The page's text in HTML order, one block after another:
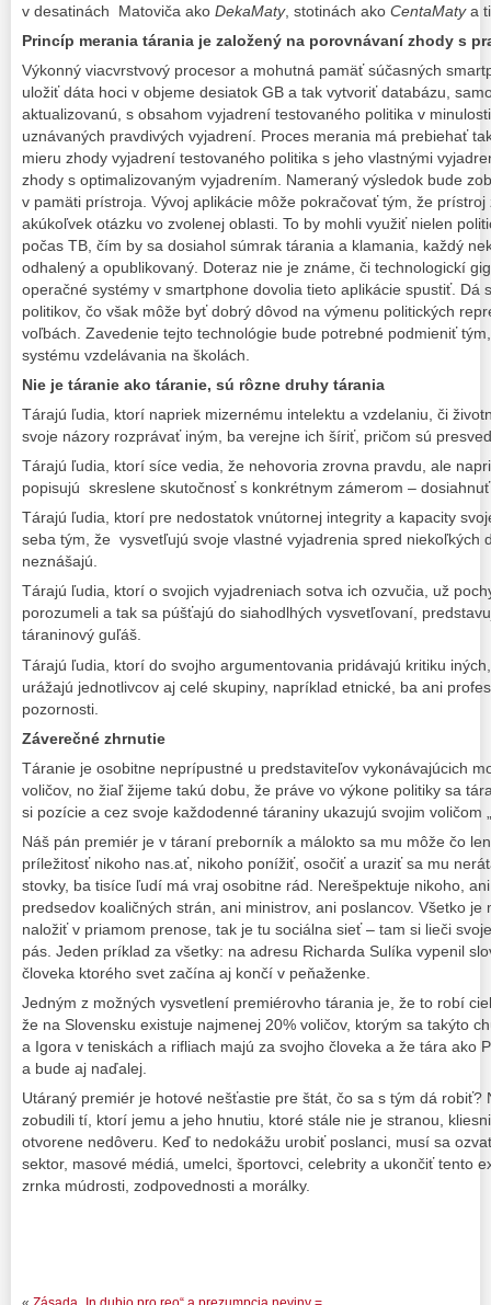
v desatinách Matoviča ako DekaMaty, stotinách ako CentaMatya
Princíp merania tárania je založený na porovnávaní zhody s
Výkonný viacvrstvový procesor a mohutná pamäť súčasných
uložiť dáta hoci v objeme desiatok GB a tak vytvoriť databázu,
aktualizovanú, s obsahom vyjadrení testovaného politika v
uznávaných pravdivých vyjadrení. Proces merania má prebiehať
mieru zhody vyjadrení testovaného politika s jeho vlastnými
zhody s optimalizovaným vyjadrením. Nameraný výsledok bude
v pamäti prístroja. Vývoj aplikácie môže pokračovať tým, že
akúkoľvek otázku vo zvolenej oblasti. To by mohli využiť nielen
počas TB, čím by sa dosiahol súmrak tárania a klamania, každý
odhalený a opublikovaný. Doteraz nie je známe, či technologickí
operačné systémy v smartphone dovolia tieto aplikácie spustiť. Dá
politikov, čo však môže byť dobrý dôvod na výmenu politických
voľbách. Zavedenie tejto technológie bude potrebné podmieniť
systému vzdelávania na školách.
Nie je táranie ako táranie, sú rôzne druhy tárania
Tárajú ľudia, ktorí napriek mizernému intelektu a vzdelaniu, či
svoje názory rozprávať iným, ba verejne ich šíriť, pričom sú
Tárajú ľudia, ktorí síce vedia, že nehovoria zrovna pravdu, ale
popisujú skreslene skutočnosť s konkrétnym zámerom –
Tárajú ľudia, ktorí pre nedostatok vnútornej integrity a kapacity
seba tým, že vysvetľujú svoje vlastné vyjadrenia spred niekoľkých
neznášajú.
Tárajú ľudia, ktorí o svojich vyjadreniach sotva ich ozvučia, už
porozumeli a tak sa púšťajú do siahodlhých vysvetľovaní,
táraninový guľáš.
Tárajú ľudia, ktorí do svojho argumentovania pridávajú kritiku
urážajú jednotlivcov aj celé skupiny, napríklad etnické, ba ani
pozornosti.
Záverečné zhrnutie
Táranie je osobitne neprípustné u predstaviteľov vykonávajúcich
voličov, no žiaľ žijeme takú dobu, že práve vo výkone politiky sa
si pozície a cez svoje každodenné táraniny ukazujú svojim voličom
Náš pán premiér je v táraní preborník a málokto sa mu môže čo
príležitosť nikoho nas.ať, nikoho ponížiť, osočiť a uraziť sa mu
stovky, ba tisíce ľudí má vraj osobitne rád. Nerešpektuje nikoho,
predsedov koaličných strán, ani ministrov, ani poslancov. Všetko
naložiť v priamom prenose, tak je tu sociálna sieť – tam si lieči
pás. Jeden príklad za všetky: na adresu Richarda Sulíka vypenil
človeka ktorého svet začína aj končí v peňaženke.
Jedným z možných vysvetlení premiérovho tárania je, že to robí
že na Slovensku existuje najmenej 20% voličov, ktorým sa takýto
a Igora v teniskách a rifliach majú za svojho človeka a že tára ako
a bude aj naďalej.
Utáraný premiér je hotové nešťastie pre štát, čo sa s tým dá robiť?
zobudili tí, ktorí jemu a jeho hnutiu, ktoré stále nie je stranou,
otvorene nedôveru. Keď to nedokážu urobiť poslanci, musí sa
sektor, masové médiá, umelci, športovci, celebrity a ukončiť tento
zrnka múdrosti, zodpovednosti a morálky.